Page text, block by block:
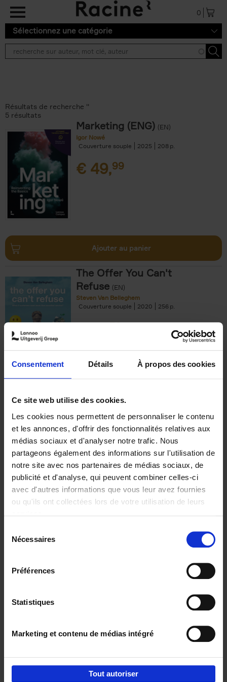
Consentement Détails À propos des cookies
Ce site web utilise des cookies.
Les cookies nous permettent de personnaliser le contenu
et les annonces, d'offrir des fonctionnalités relatives aux
médias sociaux et d'analyser notre trafic. Nous
partageons également des informations sur l'utilisation de
notre site avec nos partenaires de médias sociaux, de
publicité et d'analyse, qui peuvent combiner celles-ci
avec d'autres informations que vous leur avez fournies
ou qu'ils ont collectées lors de votre utilisation de leurs
Nécessaires
Préférences
Statistiques
Marketing et contenu de médias intégré
Tout autoriser
Aller au contenu principal
0
Sélectionnez une catégorie
Résultats de recherche ''
5 résultats
Marketing (ENG) (EN)
Igor Nowé
Couverture souple
2025 208
€ 49,99
Ajouter au panier
The Offer You Can't
Refuse (EN)
Steven Van Belleghem
Couverture souple
2020 256
€37,50
Building Bonds = Building
Business
Jochen Roef Jozefien De Feyter
Carolien Boom
Couverture souple
2025 200
€29,99
Digital marketing like a PRO -
completely revised edition (EN)